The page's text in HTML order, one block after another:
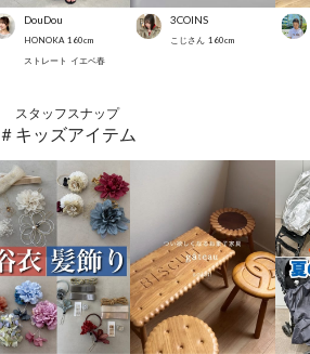
DouDou
HONOKA 160cm
ストレート イエベ春
3COINS
こじさん 160cm
スタッフスナップ
＃キッズアイテム